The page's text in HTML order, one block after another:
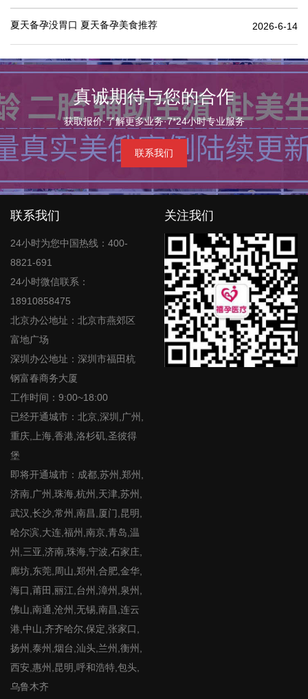
夏天备孕没胃口 夏天备孕美食推荐 2026-6-14
真诚期待与您的合作
获取报价·了解更多业务·7*24小时专业服务
联系我们
联系我们
24小时为您中国热线：400-
8821-691
24小时微信联系：
18910858475
北京办公地址：北京市燕郊区
富地广场
深圳办公地址：深圳市福田杭
钢富春商务大厦
工作时间：9:00~18:00
已经开通城市：北京,深圳,广州,
重庆,上海,香港,洛杉矶,圣彼得
堡
即将开通城市：成都,苏州,郑州,
济南,广州,珠海,杭州,天津,苏州,
武汉,长沙,常州,南昌,厦门,昆明,
哈尔滨,大连,福州,南京,青岛,温
州,三亚,济南,珠海,宁波,石家庄,
廊坊,东莞,周山,郑州,合肥,金华,
海口,莆田,丽江,台州,漳州,泉州,
佛山,南通,沧州,无锡,南昌,连云
港,中山,齐齐哈尔,保定,张家口,
扬州,泰州,烟台,汕头,兰州,衡州,
西安,惠州,昆明,呼和浩特,包头,
乌鲁木齐
关注我们